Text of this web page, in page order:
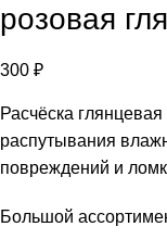
розовая
300 ₽
Расчёска
распутывания
повреждений и
Большой